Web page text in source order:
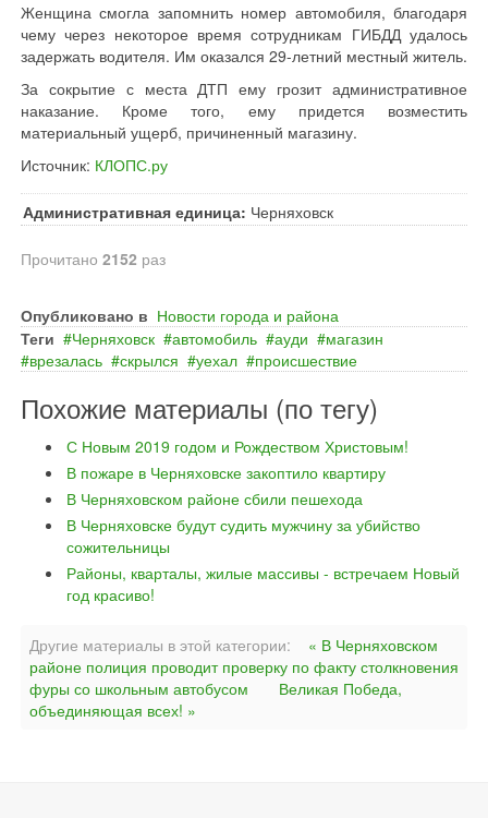
Женщина смогла запомнить номер автомобиля, благодаря
чему через некоторое время сотрудникам ГИБДД удалось
задержать водителя. Им оказался 29-летний местный житель.
За сокрытие с места ДТП ему грозит административное
наказание. Кроме того, ему придется возместить
материальный ущерб, причиненный магазину.
Источник: КЛОПС.ру
Административная единица: Черняховск
Прочитано 2152 раз
Опубликовано в Новости города и района
Теги
Черняховск автомобиль ауди
магазин
врезалась
скрылся уехал происшествие
Похожие материалы (по тегу)
С Новым 2019 годом и Рождеством Христовым!
В пожаре в Черняховске закоптило квартиру
В Черняховском районе сбили пешехода
В Черняховске будут судить мужчину за убийство
сожительницы
Районы, кварталы, жилые массивы - встречаем Новый
год красиво!
Другие материалы в этой категории:
« В Черняховском
районе полиция проводит проверку по факту столкновения
фуры со школьным автобусом
Великая Победа,
объединяющая всех! »